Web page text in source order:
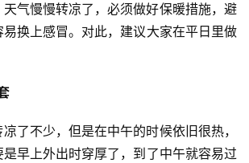
气慢慢转凉了，必须做好保暖措施，避
换上感冒。对此，建议大家在平日里做
了不少，但是在中午的时候依旧很热，
早上外出时穿厚了，到了中午就容易过